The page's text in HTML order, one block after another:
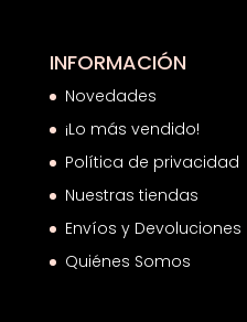
INFORMACIÓN
Novedades
¡Lo más vendido!
Política de privacidad
Nuestras tiendas
Envíos y Devoluciones
Quiénes Somos